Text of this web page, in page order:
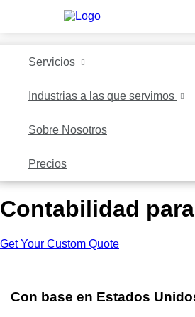
Servicios
Industrias a las que servimos
Sobre Nosotros
Precios
Contabilidad
Get Your Custom Quote
Con base en Estados